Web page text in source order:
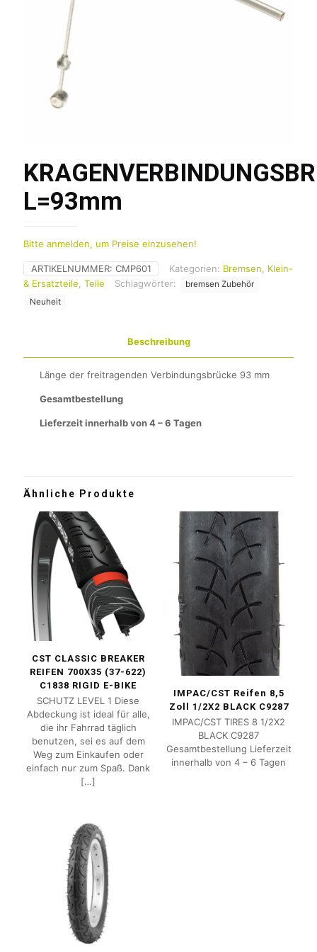
L=93mm
Bitte anmelden, um Preise einzusehen!
ARTIKELNUMMER: CMP601 Kategorien: Bremsen
Klein-
& Ersatzteile Teile Schlagwörter:
bremsen Zubehör
Neuheit
Beschreibung
Länge der freitragenden Verbindungsbrücke 93 mm
Gesamtbestellung
Lieferzeit innerhalb von 4 – 6 Tagen
Ähnliche Produkte
CST CLASSIC BREAKER
REIFEN 700X35 (37-622)
C1838 RIGID E-BIKE
SCHUTZ LEVEL 1 Diese
Abdeckung ist ideal für alle,
die ihr Fahrrad täglich
benutzen, sei es auf dem
Weg zum Einkaufen oder
einfach nur zum Spaß. Dank
[…]
IMPAC/CST Reifen 8,5
Zoll 1/2X2 BLACK C9287
IMPAC/CST TIRES 8 1/2X2
BLACK C9287
Gesamtbestellung Lieferzeit
innerhalb von 4 – 6 Tagen